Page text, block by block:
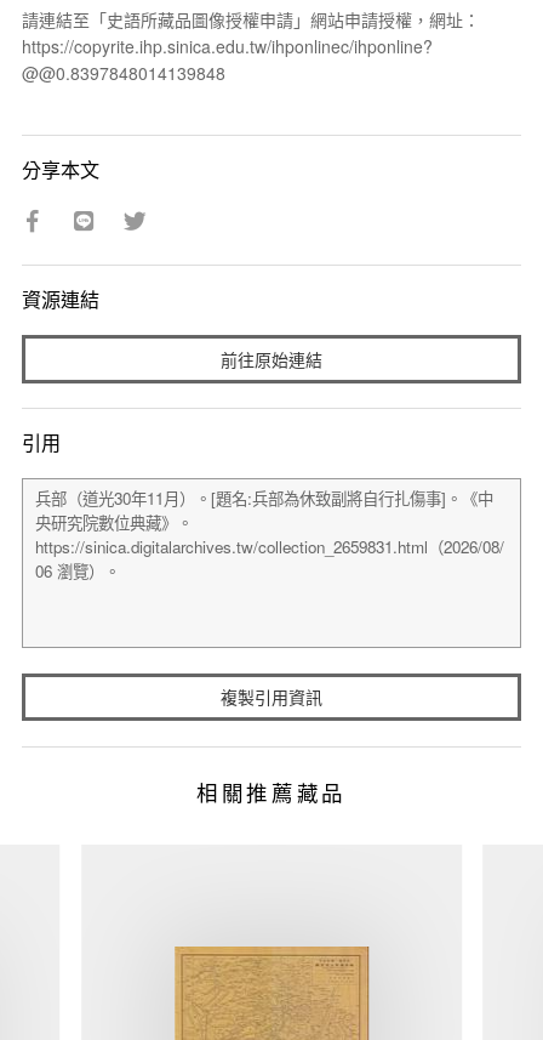
請連結至「史語所藏品圖像授權申請」網站申請授權，網址：
https://copyrite.ihp.sinica.edu.tw/ihponlinec/ihponline?
@@0.8397848014139848
分享本文
資源連結
前往原始連結
引用
複製引用資訊
相關推薦藏品